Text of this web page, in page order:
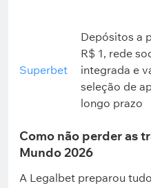
Superbet
Depósitos a
R$ 1, rede
integrada e
seleção de
longo prazo
Como não perder as
Mundo 2026
A Legalbet preparou